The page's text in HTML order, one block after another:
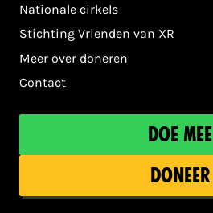
Nationale cirkels
Stichting Vrienden van XR
Meer over doneren
Contact
Doe mee
Doneer